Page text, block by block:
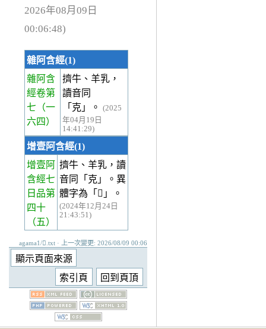
2026年08月09日
00:06:48)
雜阿含經(1)
雜阿含
經卷第
七 （一
六四）
擠牛、羊乳，
讀音同
「克」。
(2025
年04月19日
14:41:29)
增壹阿含經(1)
增壹阿
含經七
日品第
四十
（五）
擠牛、羊乳，讀
音同「克」。異
體字為「𤛗」。
(2024年12月24日
21:43:51)
agama1/𤛓.txt · 上一次變更: 2026/08/09 00:06